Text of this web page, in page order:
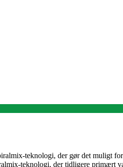
teknologi, der gør det muligt
teknologi, der tidligere primært